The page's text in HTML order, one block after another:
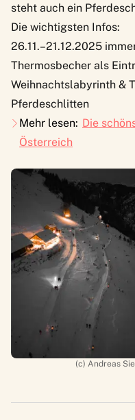
steht auch ein
Die wichtigsten Infos:
26.11.–21.12.2025
Thermosbecher als
Weihnachtslabyrinth &
Pferdeschlitten
Mehr lesen: Die
Österreich
(c) Andreas